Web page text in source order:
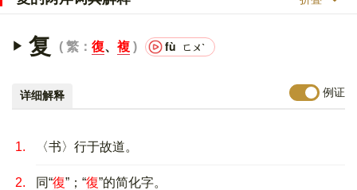
复 繁： 復、 複 fù ㄈㄨˋ
详细解释 例证
1. 〈书〉行于故道。
2. 同“復”；“復”的简化字。